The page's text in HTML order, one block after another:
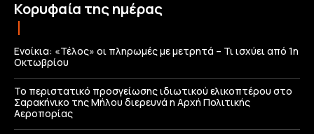
Κορυφαία της ημέρας
Ενοίκια: «Τέλος» οι πληρωμές με μετρητά – Τι ισχύει από 1η
Οκτωβρίου
Το περιστατικό προσγείωσης ιδιωτικού ελικοπτέρου στο
Σαρακήνικο της Μήλου διερευνά η Αρχή Πολιτικής
Αεροπορίας